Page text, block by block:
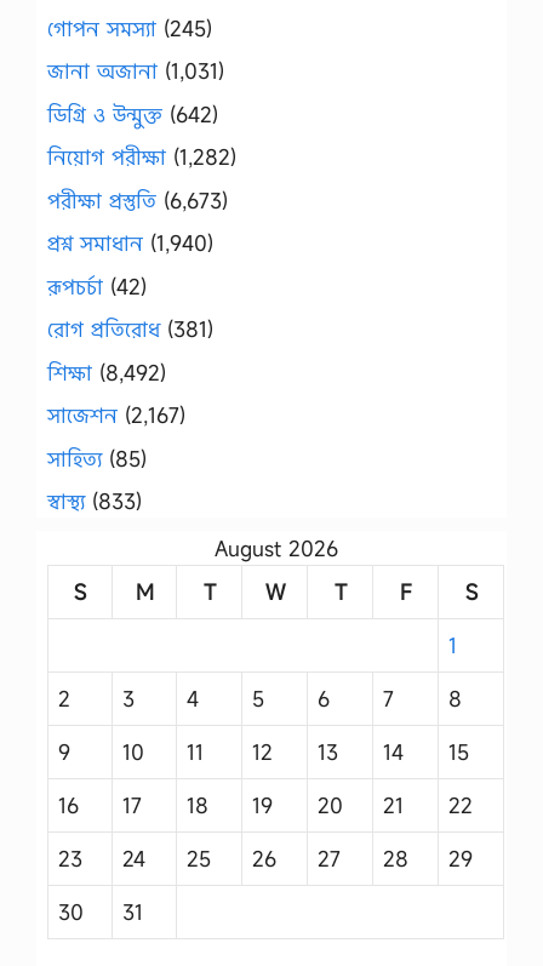
গোপন সমস্যা (245)
জানা অজানা (1,031)
ডিগ্রি ও উন্মুক্ত (642)
নিয়োগ পরীক্ষা (1,282)
পরীক্ষা প্রস্তুতি (6,673)
প্রশ্ন সমাধান (1,940)
রূপচর্চা (42)
রোগ প্রতিরোধ(381)
শিক্ষা (8,492)
সাজেশন (2,167)
সাহিত্য(85)
স্বাস্থ্য(833)
August 2026
S
M T W T F
S
1
2
3 4 5 6 7
8
9
10 11 12 13 14
15
16
17 18 19 20 21
22
23
24 25 26 27 28
29
30
31